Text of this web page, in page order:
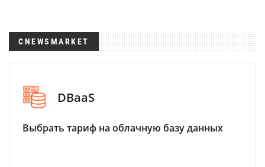
CNEWSMARKET
DBaaS
Выбрать тариф на облачную базу данных